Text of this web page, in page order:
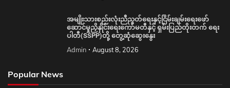
အမျိုးသားစည်းလုံးညီညွတ်ရေးနှင့်ငြိမ်းချမ်းရေးဖော်
ဆောင်မှုညှိနှိုင်းရေးကော်မတီနှင့် ရှမ်းပြည်တိုးတက် ရေး
ပါတီ(SSPP)တို့ တွေ့ဆုံဆွေးနွေး
Admin August 8, 2026
Popular News